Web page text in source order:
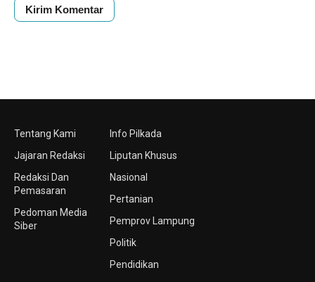
Tentang Kami
Jajaran Redaksi
Redaksi Dan
Pemasaran
Pedoman Media
Siber
Info Pilkada
Liputan Khusus
Nasional
Pertanian
Pemprov Lampung
Politik
Pendidikan